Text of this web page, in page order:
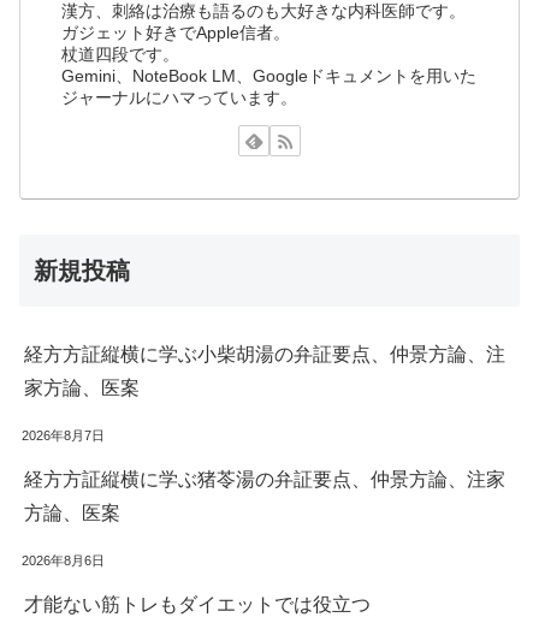
漢方、刺絡は治療も語るのも大好きな内科医師です。
ガジェット好きでApple信者。
杖道四段です。
Gemini、NoteBook LM、Googleドキュメントを用いた
ジャーナルにハマっています。
新規投稿
経方方証縦横に学ぶ小柴胡湯の弁証要点、仲景方論、注
家方論、医案
2026年8月7日
経方方証縦横に学ぶ猪苓湯の弁証要点、仲景方論、注家
方論、医案
2026年8月6日
才能ない筋トレもダイエットでは役立つ